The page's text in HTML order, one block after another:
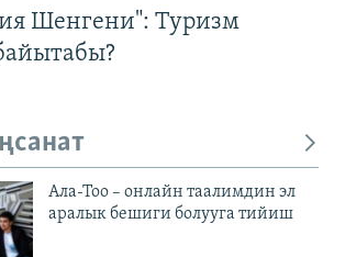
Шенгени": Туризм
Ала-Тоо – онлайн таалимдин эл
аралык бешиги болууга тийиш